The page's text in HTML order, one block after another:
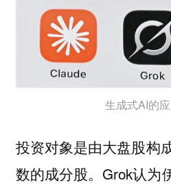
生成式AI的
投资对象是由大盘股构
数的成分股。Grok认为